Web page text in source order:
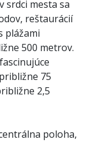
srdci mesta sa
reštaurácií
plážami
500 metrov.
75
2,5
poloha,